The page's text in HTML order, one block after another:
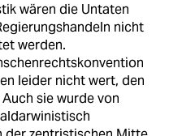
wären die Untaten
nicht
werden.
leider nicht wert, den
sie wurde von